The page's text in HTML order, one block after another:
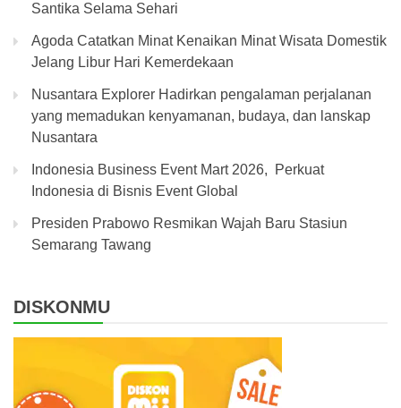
Santika Selama Sehari
Agoda Catatkan Minat Kenaikan Minat Wisata Domestik
Jelang Libur Hari Kemerdekaan
Nusantara Explorer Hadirkan pengalaman perjalanan
yang memadukan kenyamanan, budaya, dan lanskap
Nusantara
Indonesia Business Event Mart 2026, Perkuat
Indonesia di Bisnis Event Global
Presiden Prabowo Resmikan Wajah Baru Stasiun
Semarang Tawang
DISKONMU